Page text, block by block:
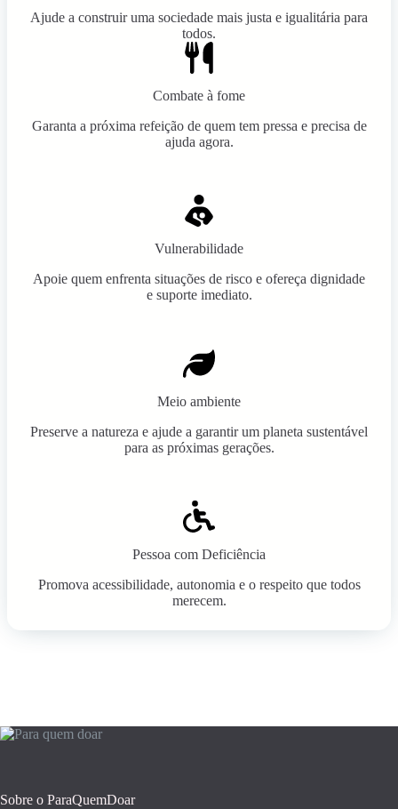
Ajude a construir uma sociedade mais justa e igualitária para
todos.
Combate à fome
Garanta a próxima refeição de quem tem pressa e precisa de
ajuda agora.
Vulnerabilidade
Apoie quem enfrenta situações de risco e ofereça dignidade
e suporte imediato.
Meio ambiente
Preserve a natureza e ajude a garantir um planeta sustentável
para as próximas gerações.
Pessoa com Deficiência
Promova acessibilidade, autonomia e o respeito que todos
merecem.
Sobre o ParaQuemDoar